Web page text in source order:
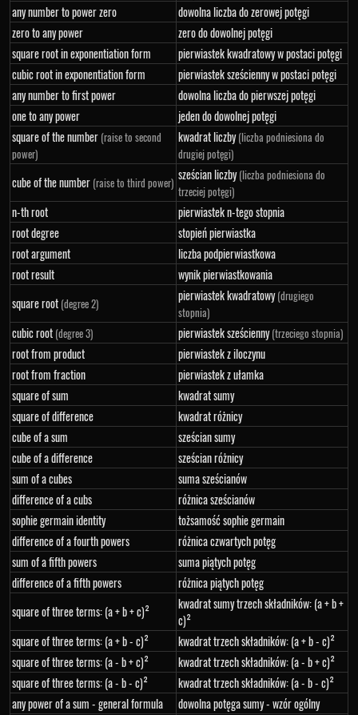
any number to power zero
dowolna liczba do zerowej potęgi
zero to any power
zero do dowolnej potęgi
square root in exponentiation form
pierwiastek kwadratowy w postaci potęgi
cubic root in exponentiation form
pierwiastek sześcienny w postaci potęgi
any number to first power
dowolna liczba do pierwszej potęgi
one to any power
jeden do dowolnej potęgi
square of the number (raise to second
power)
kwadrat liczby(liczba podniesiona do
drugiej potęgi)
cube of the number (raise to third power) sześcian liczby(liczba podniesiona do
trzeciej potęgi)
n-th root
pierwiastek n-tego stopnia
root degree
stopień pierwiastka
root argument
liczba podpierwiastkowa
root result
wynik pierwiastkowania
square root (degree 2) pierwiastek kwadratowy(drugiego
stopnia)
cubic root (degree 3) pierwiastek sześcienny(trzeciego stopnia)
root from product
pierwiastek z iloczynu
root from fraction
pierwiastek z ułamka
square of sum
kwadrat sumy
square of difference
kwadrat różnicy
cube of a sum
sześcian sumy
cube of a difference
sześcian różnicy
sum of a cubes
suma sześcianów
difference of a cubs
różnica sześcianów
sophie germain identity
tożsamość sophie germain
difference of a fourth powers
różnica czwartych potęg
sum of a fifth powers
suma piątych potęg
difference of a fifth powers
różnica piątych potęg
square of three terms: (a + b + c)²
kwadrat sumy trzech składników: (a + b +
c)²
square of three terms: (a + b - c)²
kwadrat trzech składników: (a + b - c)²
square of three terms: (a - b + c)²
kwadrat trzech składników: (a - b + c)²
square of three terms: (a - b - c)²
kwadrat trzech składników: (a - b - c)²
any power of a sum - general formula
dowolna potęga sumy - wzór ogólny